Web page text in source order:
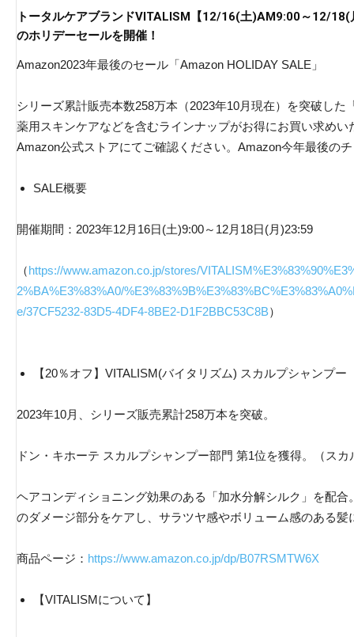
トータルケアブランドVITALISM【12/16(土)AM9:00～12/
のホリデーセールを開催！
Amazon2023年最後のセール「Amazon HOLIDAY SALE」
シリーズ累計販売本数258万本（2023年10月現在）を突破し
薬用スキンケアなどを含むラインナップがお得にお買い求め
Amazon公式ストアにてご確認ください。Amazon今年最後の
SALE概要
開催期間：2023年12月16日(土)9:00～12月18日(月)23:59
（https://www.amazon.co.jp/stores/
2%BA%E3%83%A0/
e/37CF5232-83D5-4DF4-8BE2-D1F2BBC53C8B）
【20％オフ】VITALISM(バイタリズム) スカルプシャンプー
2023年10月、シリーズ販売累計258万本を突破。
ドン・キホーテ スカルプシャンプー部門 第1位を獲得。（ス
ヘアコンディショニング効果のある「加水分解シルク」を配
のダメージ部分をケアし、サラツヤ感やボリューム感のある髪
商品ページ： https://www.amazon.co.jp/dp/B07RSMTW6X
【VITALISMについて】